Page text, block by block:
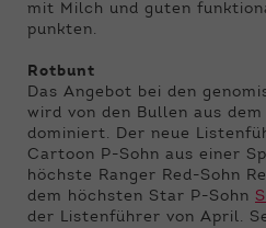
mit Milch und guten
punkten.
Rotbunt
Das Angebot bei den
wird von den Bullen aus
dominiert. Der neue
Cartoon P-Sohn aus einer
höchste Ranger Red-Sohn
dem höchsten Star P-Sohn
der Listenführer von April.